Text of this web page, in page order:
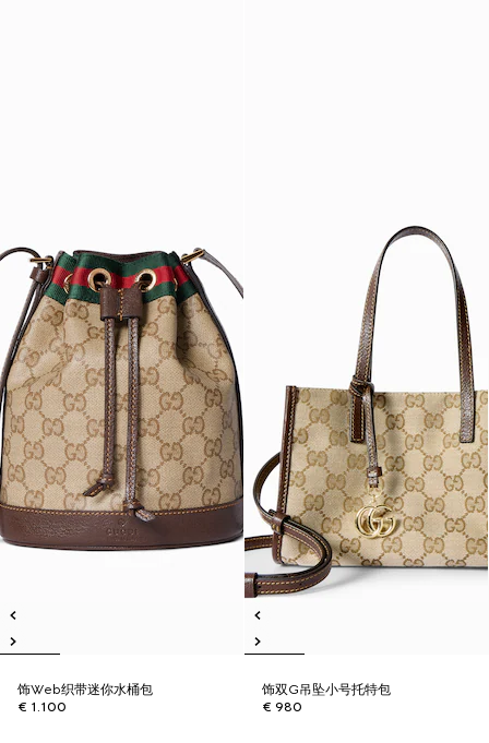
饰Web织带迷你水桶包
€ 1.100
饰双G吊坠小号托特包
€ 980